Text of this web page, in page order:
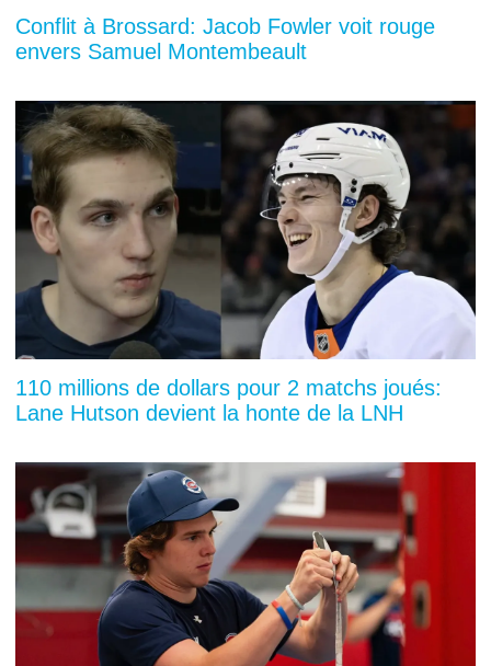
Conflit à Brossard: Jacob Fowler voit rouge
envers Samuel Montembeault
110 millions de dollars pour 2 matchs joués:
Lane Hutson devient la honte de la LNH